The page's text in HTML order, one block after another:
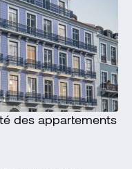
des appartements